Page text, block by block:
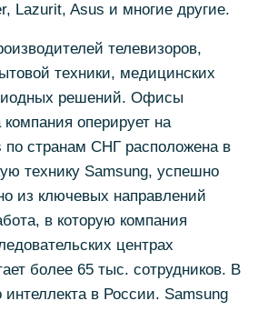
Lazurit, Asus и многие другие.
телевизоров,
техники, медицинских
решений. Офисы
оперирует на
странам СНГ расположена в
технику Samsung, успешно
из ключевых направлений
в которую компания
центрах
более 65 тыс. сотрудников. В
в России. Samsung